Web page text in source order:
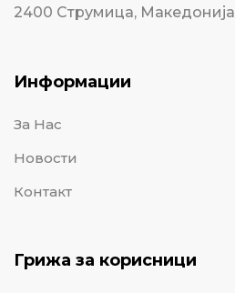
2400 Струмица, Македонија
Информации
За Нас
Новости
Контакт
Грижа за корисници